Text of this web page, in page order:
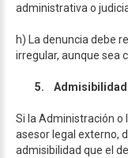
administrativa o
h) La denuncia debe
irregular, aunque sea
5.
Si la Administración o
asesor legal externo,
admisibilidad que el